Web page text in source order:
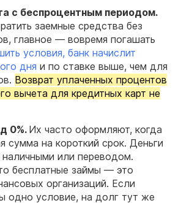
с беспроцентным периодом.
заемные средства без
главное — вовремя погашать
условия, банк начислит
дня и по ставке выше, чем для
Возврат уплаченных процентов
вычета для кредитных карт не
0%. Их часто оформляют, когда
сумма на короткий срок. Деньги
или переводом.
бесплатные займы — это
организаций. Если
одно условие, на долг тут же